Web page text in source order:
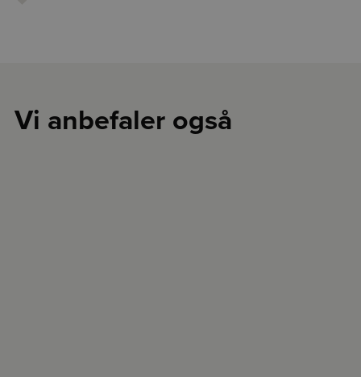
Vi anbefaler også